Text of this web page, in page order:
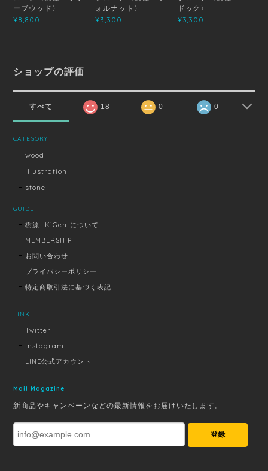
ーブウッド〉
¥8,800
ォルナット〉
¥3,300
ドック〉
¥3,300
ショップの評価
すべて 18 0 0
CATEGORY
wood
Illustration
stone
GUIDE
樹源 ‐KiGen‐について
MEMBERSHIP
お問い合わせ
プライバシーポリシー
特定商取引法に基づく表記
LINK
Twitter
Instagram
LINE公式アカウント
Mail Magazine
新商品やキャンペーンなどの最新情報をお届けいたします。
登録